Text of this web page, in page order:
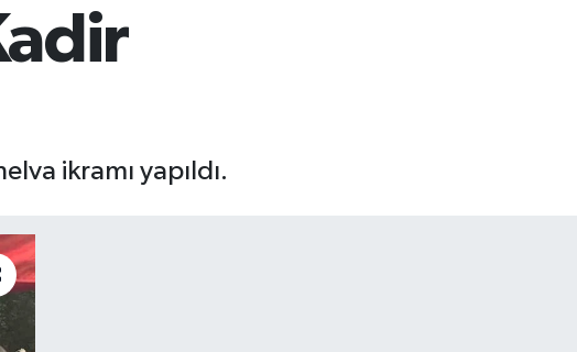
2.59
ikramı yapıldı.